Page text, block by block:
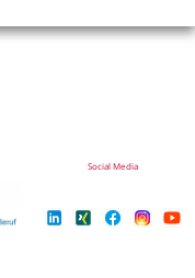
Social Media